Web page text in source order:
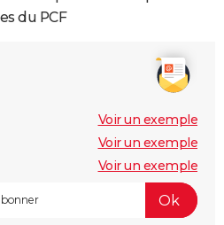
du PCF
Voir un exemple
Voir un exemple
Voir un exemple